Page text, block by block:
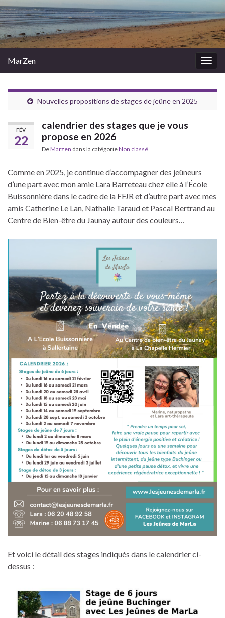
MarZen
Nouvelles propositions de stages de jeûne en 2025
FÉV
22
calendrier des stages que je vous
propose en 2026
DeMarzen dans la catégorieNon classé
Comme en 2025, je continue d’accompagner des jeûneurs
d’une part avec mon amie Lara Barreteau chez elle à l’École
Buissonnière dans le cadre de la FFJR et d’autre part avec mes
amis Catherine Le Lan, Nathalie Taraud et Pascal Bertrand au
Centre de Bien-être du Jaunay autour des couleurs…
Et voici le détail des stages indiqués dans le calendrier ci-
dessus :